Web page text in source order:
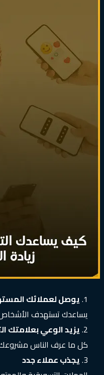
يوصل لعملائك
يساعدك تستهدف الأشخاص
يزيد الوعي بعلامتك
كل ما عرف الناس مشروعك
يجذب عملاء جدد